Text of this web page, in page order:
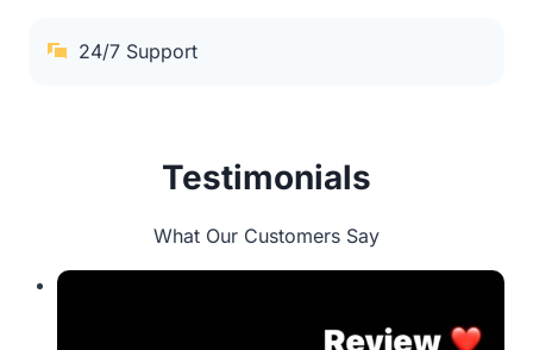
24/7 Support
Testimonials
What Our Customers Say